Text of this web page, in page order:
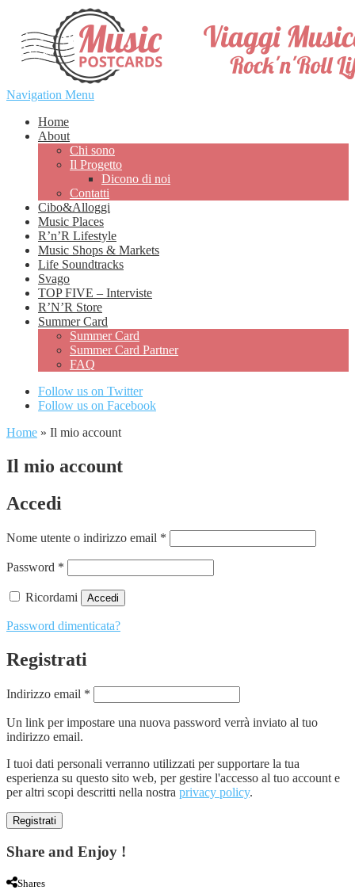
Navigation Menu
Home
About
Chi sono
Il Progetto
Dicono di noi
Contatti
Cibo&Alloggi
Music Places
R’n’R Lifestyle
Music Shops & Markets
Life Soundtracks
Svago
TOP FIVE – Interviste
R’N’R Store
Summer Card
Summer Card
Summer Card Partner
FAQ
Follow us on Twitter
Follow us on Facebook
Home » Il mio account
Il mio account
Accedi
Nome utente o indirizzo email *
Password *
Ricordami Accedi
Password dimenticata?
Registrati
Indirizzo email *
Un link per impostare una nuova password verrà inviato al tuo
indirizzo email.
I tuoi dati personali verranno utilizzati per supportare la tua
esperienza su questo sito web, per gestire l'accesso al tuo account e
per altri scopi descritti nella nostra privacy policy.
Registrati
Share and Enjoy !
Shares